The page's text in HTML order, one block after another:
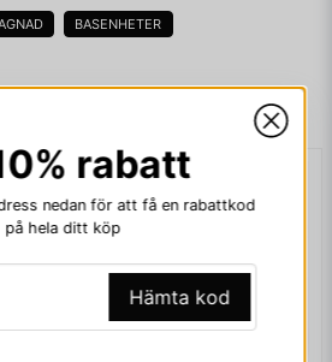
BASENHETER
rabatt
nedan för att få en rabattkod
på hela ditt köp
Hämta kod